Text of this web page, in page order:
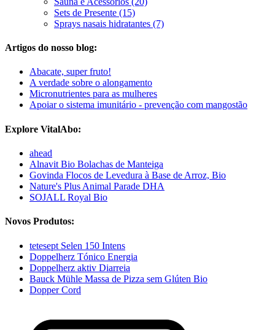
Sets de Presente (15)
Sprays nasais hidratantes (7)
Artigos do nosso blog:
Abacate, super fruto!
A verdade sobre o alongamento
Micronutrientes para as mulheres
Apoiar o sistema imunitário - prevenção com mangostão
Explore VitalAbo:
ahead
Alnavit Bio Bolachas de Manteiga
Govinda Flocos de Levedura à Base de Arroz, Bio
Nature's Plus Animal Parade DHA
SOJALL Royal Bio
Novos Produtos:
tetesept Selen 150 Intens
Doppelherz Tónico Energia
Doppelherz aktiv Diarreia
Bauck Mühle Massa de Pizza sem Glúten Bio
Dopper Cord